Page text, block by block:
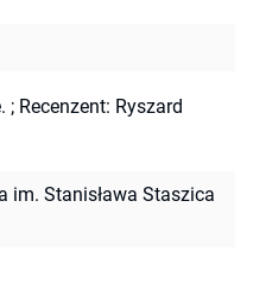
; Recenzent: Ryszard
im. Stanisława Staszica